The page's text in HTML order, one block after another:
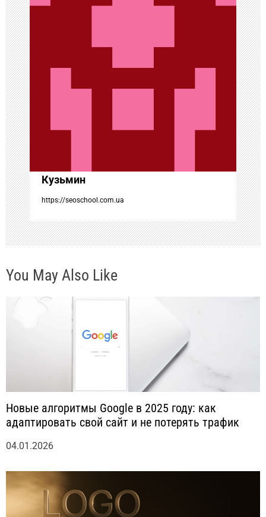
я
п
о
з
а
п
и
с
Кузьмин
https://seoschool.com.ua
You May Also Like
Новые алгоритмы Google в 2025 году: как
адаптировать свой сайт и не потерять трафик
04.01.2026